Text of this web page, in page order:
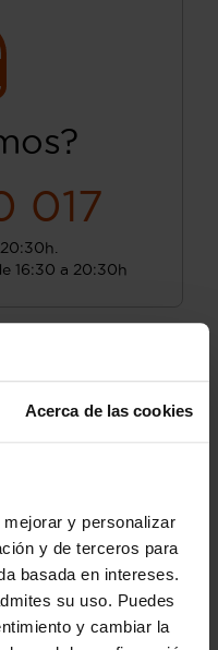
Acerca de las cookies
y personalizar
y de terceros para
basada en intereses.
su uso. Puedes
y cambiar la
017
16:30 a 20:30h